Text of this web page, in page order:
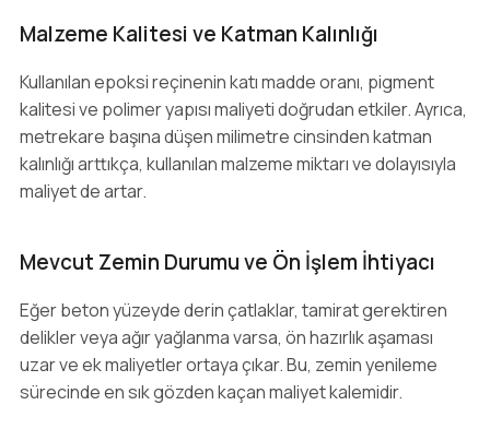
Malzeme Kalitesi ve Katman Kalınlığı
Kullanılan epoksi reçinenin katı madde oranı, pigment
kalitesi ve polimer yapısı maliyeti doğrudan etkiler. Ayrıca,
metrekare başına düşen milimetre cinsinden katman
kalınlığı arttıkça, kullanılan malzeme miktarı ve dolayısıyla
maliyet de artar.
Mevcut Zemin Durumu ve Ön İşlem İhtiyacı
Eğer beton yüzeyde derin çatlaklar, tamirat gerektiren
delikler veya ağır yağlanma varsa, ön hazırlık aşaması
uzar ve ek maliyetler ortaya çıkar. Bu, zemin yenileme
sürecinde en sık gözden kaçan maliyet kalemidir.